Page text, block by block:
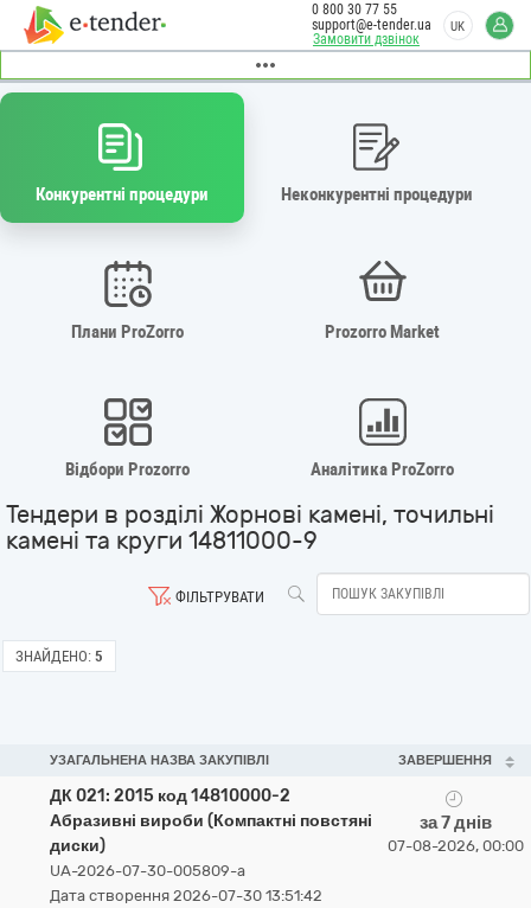
Замовити дзвінок
0 800 30 77 55
support@e-tender.ua
UK
Конкурентні процедури Неконкурентні процедури
Плани ProZorro Prozorro Market
Відбори Prozorro Аналітика ProZorro
Тендери в розділі Жорнові камені, точильні
камені та круги 14811000-9
ФІЛЬТРУВАТИ
ЗНАЙДЕНО: 5
УЗАГАЛЬНЕНА НАЗВА ЗАКУПІВЛІ ЗАВЕРШЕННЯ
ДК 021: 2015 код 14810000-2
Абразивні вироби (Компактні повстяні
диски)
UA-2026-07-30-005809-a
Дата створення 2026-07-30 13:51:42
за 7 днів
07-08-2026, 00:00